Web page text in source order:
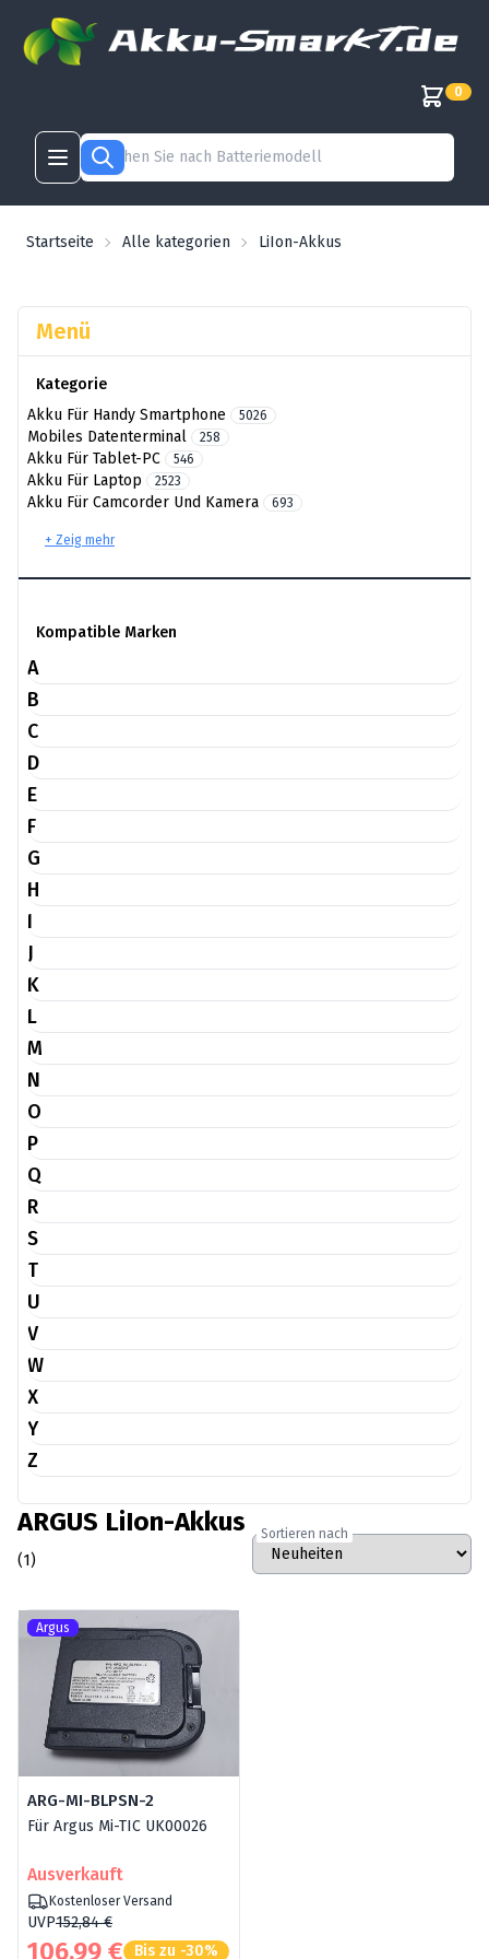
0
Startseite Alle kategorien LiIon-Akkus
Menü
Kategorie
Akku Für Handy Smartphone
5026
Mobiles Datenterminal 258
Akku Für Tablet-PC 546
Akku Für Laptop 2523
Akku Für Camcorder Und Kamera 693
+ Zeig mehr
Kompatible Marken
A
B
C
D
E
F
G
H
I
J
K
L
M
N
O
P
Q
R
S
T
U
V
W
X
Y
Z
ARGUS LiIon-Akkus
(1)
Sortieren nach
Argus
ARG-MI-BLPSN-2
Für Argus Mi-TIC UK00026
Ausverkauft
Kostenloser Versand
UVP152,84 €
106,99 € Bis zu -30%